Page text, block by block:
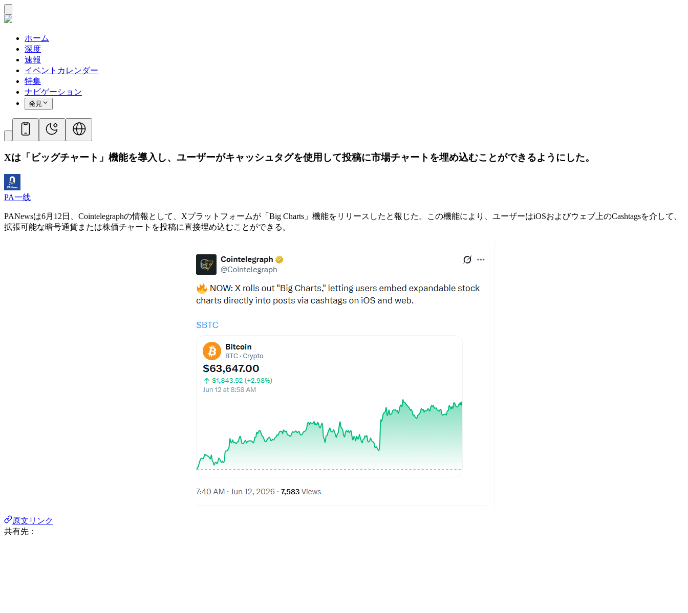
ホーム
深度
速報
イベントカレンダー
特集
ナビゲーション
発見
Xは「ビッグチャート」機能を導入し、ユーザーがキャッシュタグを使用して投稿に市場チャートを埋め込むことができるようにした。
PA一线
PANewsは6月12日、Cointelegraphの情報として、Xプラットフォームが「Big Charts」機能をリリースしたと報じた。この機能により、ユーザーはiOSおよびウェブ上のCashtagsを介して、
拡張可能な暗号通貨または株価チャートを投稿に直接埋め込むことができる。
原文リンク
共有先：